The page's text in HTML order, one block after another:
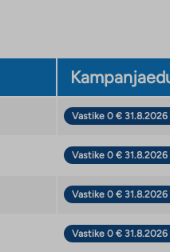
Vastike 0 € 31.8.2026
Vastike 0 € 31.8.2026
Vastike 0 € 31.8.2026
Vastike 0 € 31.8.2026